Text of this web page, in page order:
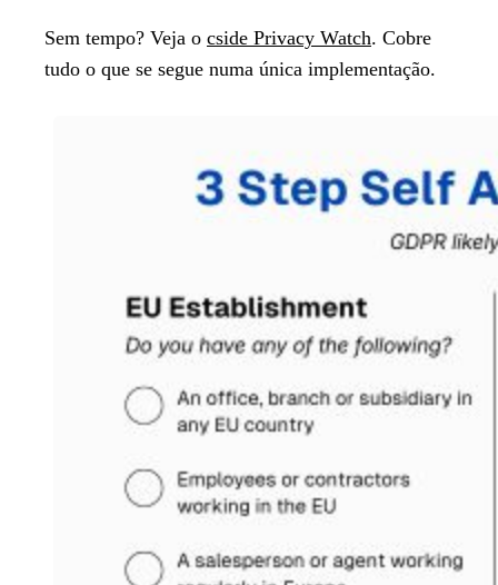
Sem tempo? Veja o cside Privacy Watch. Cobre
tudo o que se segue numa única implementação.